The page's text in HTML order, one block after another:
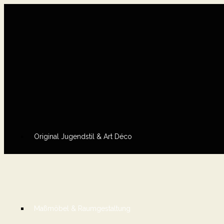
Original Jugendstil & Art Déco
Maßmöbel & Raumgestaltung